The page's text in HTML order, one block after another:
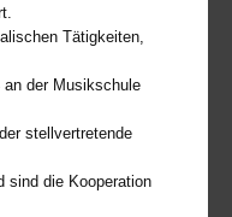
Tätigkeiten,
an der Musikschule
stellvertretende
sind die Kooperation